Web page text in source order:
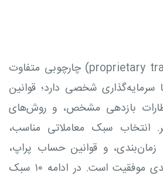
پراپ تریدینگ (proprietary trading) چارچوبی متفاوت
شخصی دارد؛ قوانین
بازدهی مشخص، و روش‌های
انتخاب سبک معاملاتی مناسب،
و قوانین حساب پراپ،
یکی از مؤلفه‌های کلیدی موفقیت است. در ادامه ۱۰ سبک